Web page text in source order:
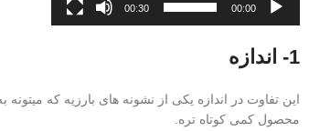
00:00
00:30
1- اندازه
این تفاوت در اندازه یکی از نشونه‌ های بارزیه که
محصول کمی کوتاه تره.